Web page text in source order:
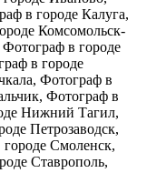
в городе Калуга,
Комсомольск-
в городе
в городе
Фотограф в
Фотограф в
Нижний Тагил,
Петрозаводск,
Смоленск,
Ставрополь,